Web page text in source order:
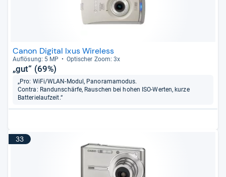
Canon Digital Ixus Wireless
Auf­lö­sung: 5 MP Opti­scher Zoom: 3x
„gut“ (69%)
„Pro: WiFi/WLAN-Modul, Panoramamodus.
Contra: Randunschärfe, Rauschen bei hohen ISO-Werten, kurze
Batterielaufzeit.“
33